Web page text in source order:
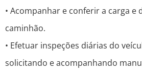
• Acompanhar e conferir a carga e
caminhão.
• Efetuar inspeções diárias do
solicitando e acompanhando